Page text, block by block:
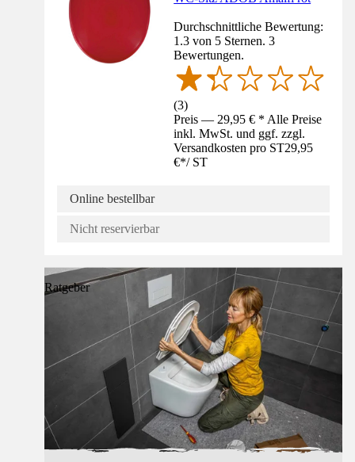
Durchschnittliche Bewertung:
1.3 von 5 Sternen. 3
Bewertungen.
(3)
Preis — 29,95 € * Alle Preise
inkl. MwSt. und ggf. zzgl.
Versandkosten pro ST29,95
€*/ ST
Online bestellbar
Nicht reservierbar
Ratgeber